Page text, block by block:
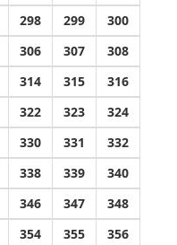
298 299
300
306 307
308
314 315
316
322 323
324
330 331
332
338 339
340
346 347
348
354 355
356